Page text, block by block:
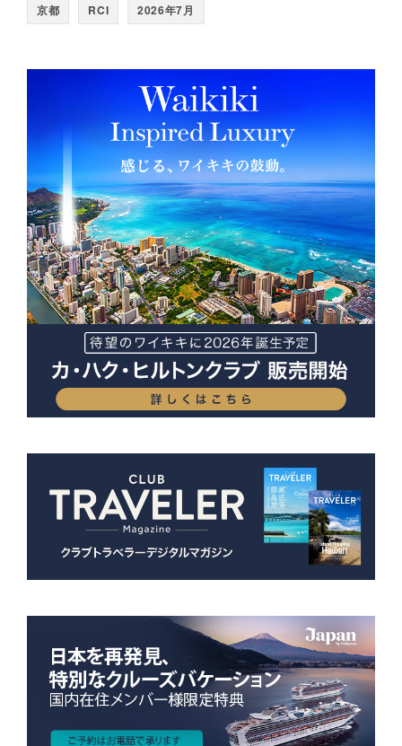
京都 RCI 2026年7月